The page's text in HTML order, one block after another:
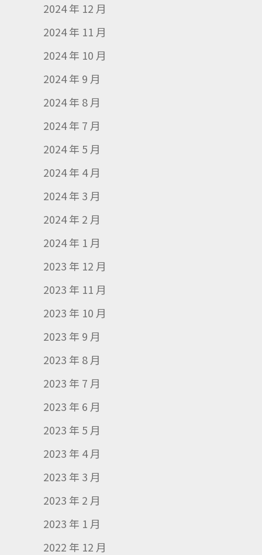
2024 年 12 月
2024 年 11 月
2024 年 10 月
2024 年 9 月
2024 年 8 月
2024 年 7 月
2024 年 5 月
2024 年 4 月
2024 年 3 月
2024 年 2 月
2024 年 1 月
2023 年 12 月
2023 年 11 月
2023 年 10 月
2023 年 9 月
2023 年 8 月
2023 年 7 月
2023 年 6 月
2023 年 5 月
2023 年 4 月
2023 年 3 月
2023 年 2 月
2023 年 1 月
2022 年 12 月